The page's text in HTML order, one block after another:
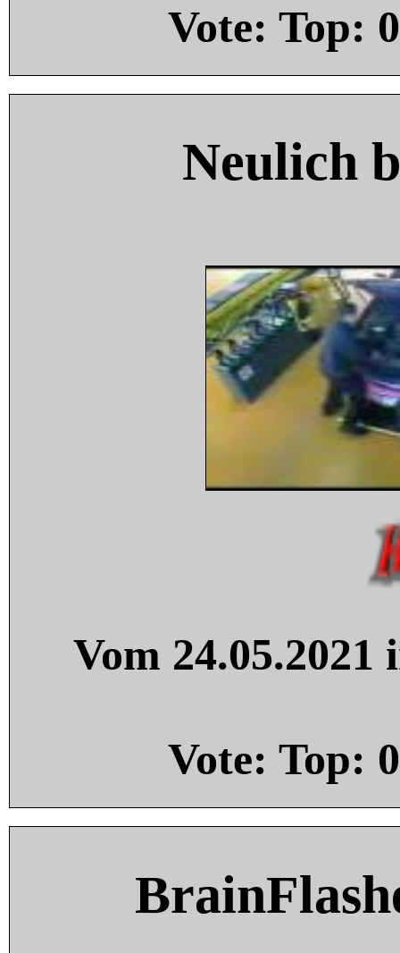
Vote: Top: 0
Neulich
Vom
Vote: Top: 0